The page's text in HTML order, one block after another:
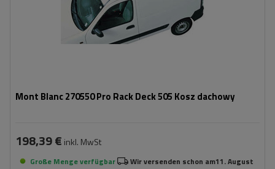
Mont Blanc 270550 Pro Rack Deck 505 Kosz dachowy
198,39 € inkl. MwSt
Große Menge verfügbar Wir versenden schon am11. August